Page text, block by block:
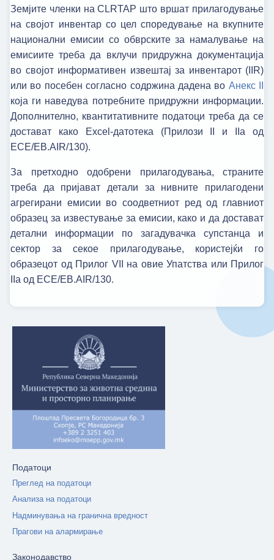
Земјите членки на CLRTAP што вршaт прилагодување
на својот инвентар со цел споредување на вкупните
национални емисии со обврските за намалување на
емисиите треба да вклучи придружна документација
во својот информативен извештај за инвентарот (IIR)
или во посебен согласно содржина дадена во Анекс II
која ги наведува потребните придружни информации.
Дополнително, квантитативните податоци треба да се
достават како Excel-датотека (Прилози II и IIa од
ECE/EB.AIR/130).
За претходно одобрени прилагодувања, страните
треба да пријават детали за нивните прилагодени
агрегирани емисии во соодветниот ред од главниот
образец за известување за емисии, како и да достават
детални информации по загадувачка супстанца и
сектор за секое прилагодување, користејќи го
образецот од Прилог VII на овие Упатства или Прилог
IIa од ECE/EB.AIR/130.
Податоци
Преглед на податоци
Анализа на податоци
Надминувања на гранична вредност
Прагови на алармирање
Законодавство